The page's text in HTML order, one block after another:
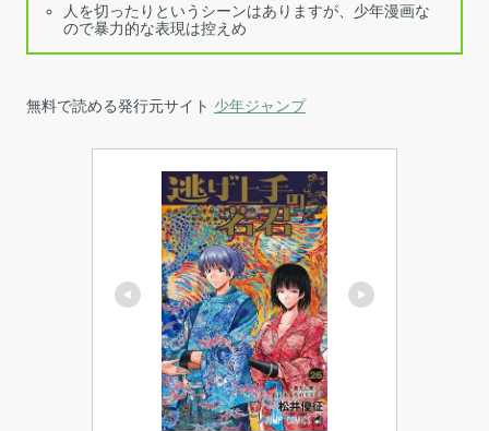
人を切ったりというシーンはありますが、少年漫画な
ので暴力的な表現は控えめ
無料で読める発行元サイト 少年ジャンプ